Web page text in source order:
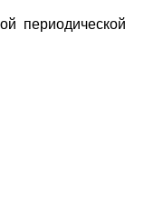
периодической